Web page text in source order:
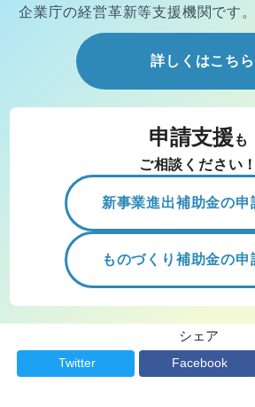
企業庁の経営革新等支援機関です。
詳しくはこちら
申請支援 も
ご相談ください！
新事業進出補助金の申
ものづくり補助金の申
シェア
Twitter Facebook